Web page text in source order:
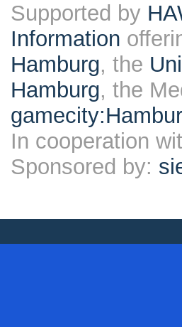
Supported by
Information
Hamburg, the
Hamburg, the
In cooperation
Sponsored by: